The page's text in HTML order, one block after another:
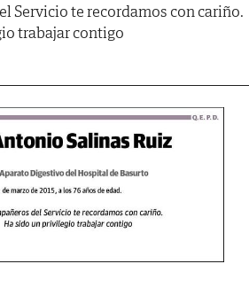
Servicio te recordamos con cariño.
trabajar contigo